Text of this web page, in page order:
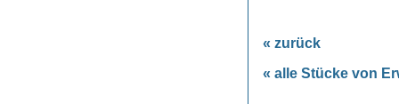
« zurück
« alle Stücke von